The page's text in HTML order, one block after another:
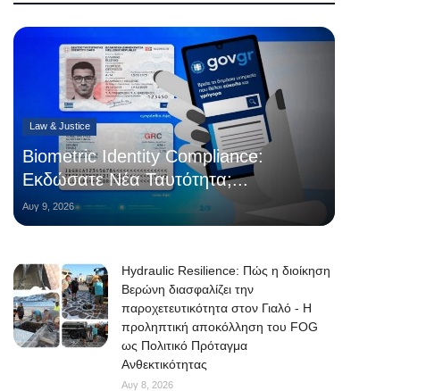
Law & Justice
Biometric Identity Compliance:
Εκδώσατε Νέα Ταυτότητα;...
Αυγ 9, 2026
Hydraulic Resilience: Πώς η διοίκηση
Βερώνη διασφαλίζει την
παροχετευτικότητα στον Γιαλό - Η
προληπτική αποκόλληση του FOG
ως Πολιτικό Πρόταγμα
Ανθεκτικότητας
Αυγ 8, 2026